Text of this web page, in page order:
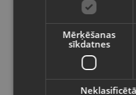
Tryton TJP60
Latviešu / Latvian
Mērķēšanas
sīkdatnes